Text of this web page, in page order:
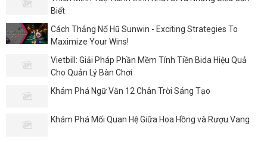
Biết
Cách Thắng Nổ Hũ Sunwin - Exciting Strategies To
Maximize Your Wins!
Vietbill: Giải Pháp Phần Mềm Tính Tiền Bida Hiệu Quả
Cho Quản Lý Bàn Chơi
Khám Phá Ngữ Văn 12 Chân Trời Sáng Tạo
Khám Phá Mối Quan Hệ Giữa Hoa Hồng và Rượu Vang